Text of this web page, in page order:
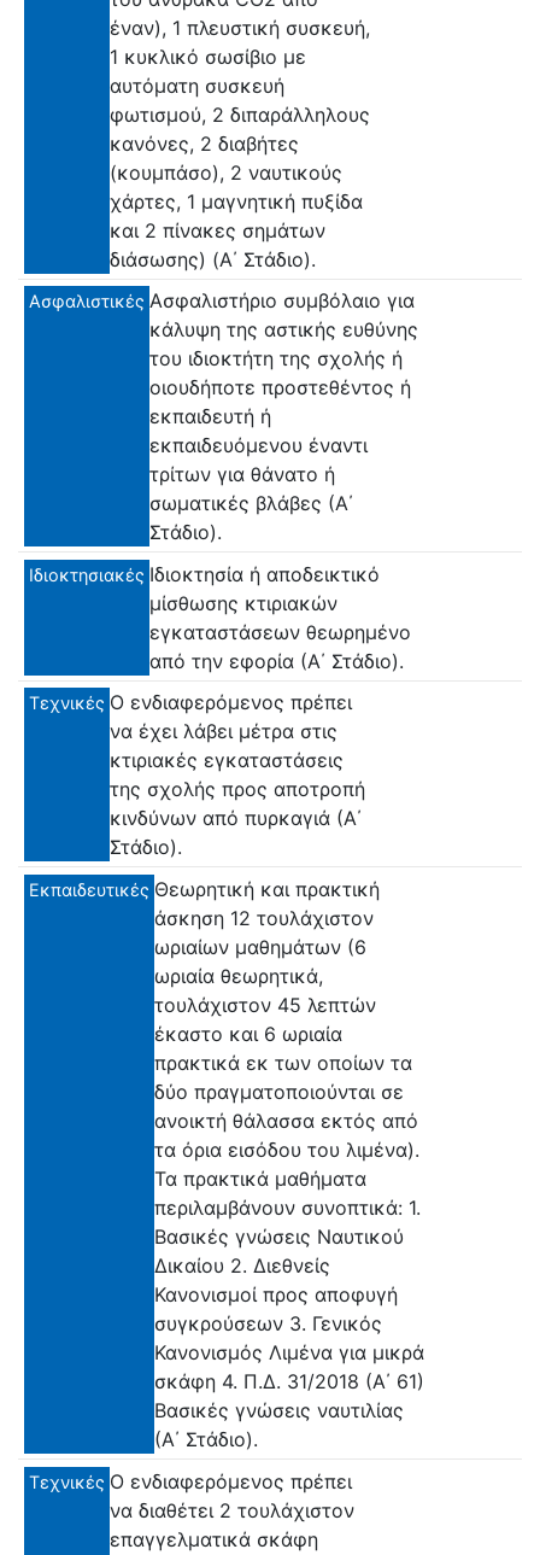
έναν), 1 πλευστική συσκευή,
1 κυκλικό σωσίβιο με
αυτόματη συσκευή
φωτισμού, 2 διπαράλληλους
κανόνες, 2 διαβήτες
(κουμπάσο), 2 ναυτικούς
χάρτες, 1 μαγνητική πυξίδα
και 2 πίνακες σημάτων
διάσωσης) (Α΄ Στάδιο).
Ασφαλιστικές Ασφαλιστήριο συμβόλαιο για
κάλυψη της αστικής ευθύνης
του ιδιοκτήτη της σχολής ή
οιουδήποτε προστεθέντος ή
εκπαιδευτή ή
εκπαιδευόμενου έναντι
τρίτων για θάνατο ή
σωματικές βλάβες (Α΄
Στάδιο).
Ιδιοκτησιακές Ιδιοκτησία ή αποδεικτικό
μίσθωσης κτιριακών
εγκαταστάσεων θεωρημένο
από την εφορία (Α΄ Στάδιο).
Τεχνικές Ο ενδιαφερόμενος πρέπει
να έχει λάβει μέτρα στις
κτιριακές εγκαταστάσεις
της σχολής προς αποτροπή
κινδύνων από πυρκαγιά (Α΄
Στάδιο).
Εκπαιδευτικές Θεωρητική και πρακτική
άσκηση 12 τουλάχιστον
ωριαίων μαθημάτων (6
ωριαία θεωρητικά,
τουλάχιστον 45 λεπτών
έκαστο και 6 ωριαία
πρακτικά εκ των οποίων τα
δύο πραγματοποιούνται σε
ανοικτή θάλασσα εκτός από
τα όρια εισόδου του λιμένα).
Τα πρακτικά μαθήματα
περιλαμβάνουν συνοπτικά: 1.
Βασικές γνώσεις Ναυτικού
Δικαίου 2. Διεθνείς
Κανονισμοί προς αποφυγή
συγκρούσεων 3. Γενικός
Κανονισμός Λιμένα για μικρά
σκάφη 4. Π.Δ. 31/2018 (Α΄ 61)
Βασικές γνώσεις ναυτιλίας
(Α΄ Στάδιο).
Τεχνικές Ο ενδιαφερόμενος πρέπει
να διαθέτει 2 τουλάχιστον
επαγγελματικά σκάφη